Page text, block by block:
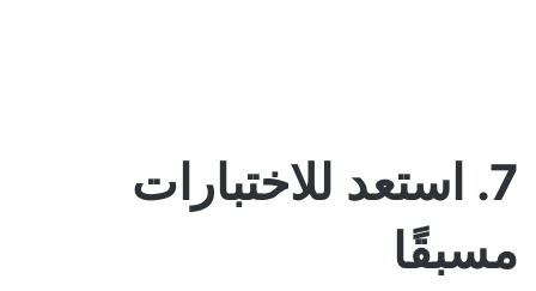
7. استعد للاختبارات
مسبقًا